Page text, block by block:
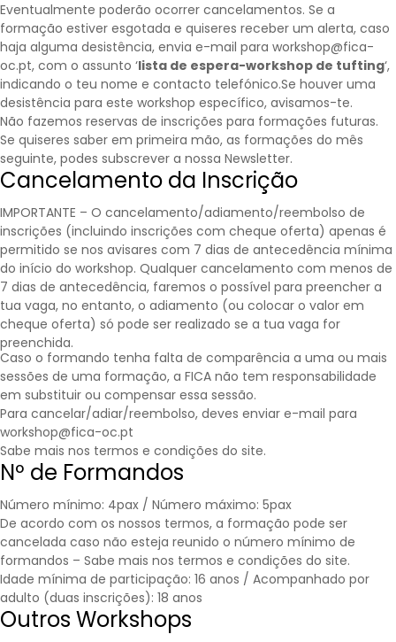
Eventualmente poderão ocorrer cancelamentos. Se a
formação estiver esgotada e quiseres receber um alerta, caso
haja alguma desistência, envia e-mail para workshop@fica-
oc.pt, com o assunto ‘lista de espera-workshop de tufting‘,
indicando o teu nome e contacto telefónico.Se houver uma
desistência para este workshop específico, avisamos-te.
Não fazemos reservas de inscrições para formações futuras.
Se quiseres saber em primeira mão, as formações do mês
seguinte, podes subscrever a nossa Newsletter.
Cancelamento da Inscrição
IMPORTANTE – O cancelamento/adiamento/reembolso de
inscrições (incluindo inscrições com cheque oferta) apenas é
permitido se nos avisares com 7 dias de antecedência mínima
do início do workshop. Qualquer cancelamento com menos de
7 dias de antecedência, faremos o possível para preencher a
tua vaga, no entanto, o adiamento (ou colocar o valor em
cheque oferta) só pode ser realizado se a tua vaga for
preenchida.
Caso o formando tenha falta de comparência a uma ou mais
sessões de uma formação, a FICA não tem responsabilidade
em substituir ou compensar essa sessão.
Para cancelar/adiar/reembolso, deves enviar e-mail para
workshop@fica-oc.pt
Sabe mais nos termos e condições do site.
Nº de Formandos
Número mínimo: 4pax / Número máximo: 5pax
De acordo com os nossos termos, a formação pode ser
cancelada caso não esteja reunido o número mínimo de
formandos – Sabe mais nos termos e condições do site.
Idade mínima de participação: 16 anos / Acompanhado por
adulto (duas inscrições): 18 anos
Outros Workshops